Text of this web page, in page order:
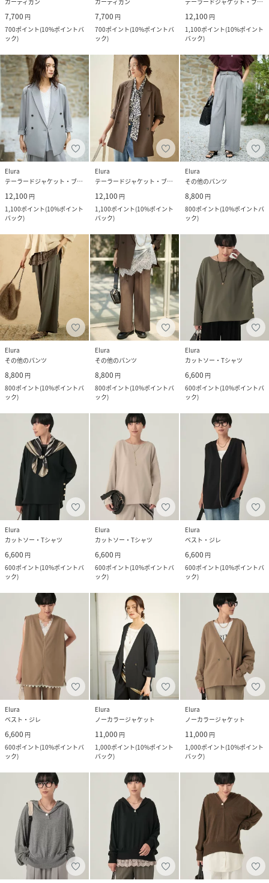
7,700 円
700ポイント(10%ポイントバ
ック)
7,700 円
700ポイント(10%ポイントバ
ック)
12,100 円
1,100ポイント(10%ポイント
バック)
Elura
テーラードジャケット・ブレザー
12,100 円
1,100ポイント(10%ポイント
バック)
Elura
テーラードジャケット・ブレザー
12,100 円
1,100ポイント(10%ポイント
バック)
Elura
その他のパンツ
8,800 円
800ポイント(10%ポイントバ
ック)
Elura
その他のパンツ
8,800 円
800ポイント(10%ポイントバ
ック)
Elura
その他のパンツ
8,800 円
800ポイント(10%ポイントバ
ック)
Elura
カットソー・Tシャツ
6,600 円
600ポイント(10%ポイントバ
ック)
Elura
カットソー・Tシャツ
6,600 円
600ポイント(10%ポイントバ
ック)
Elura
カットソー・Tシャツ
6,600 円
600ポイント(10%ポイントバ
ック)
Elura
ベスト・ジレ
6,600 円
600ポイント(10%ポイントバ
ック)
Elura
ベスト・ジレ
6,600 円
600ポイント(10%ポイントバ
ック)
Elura
ノーカラージャケット
11,000 円
1,000ポイント(10%ポイント
バック)
Elura
ノーカラージャケット
11,000 円
1,000ポイント(10%ポイント
バック)